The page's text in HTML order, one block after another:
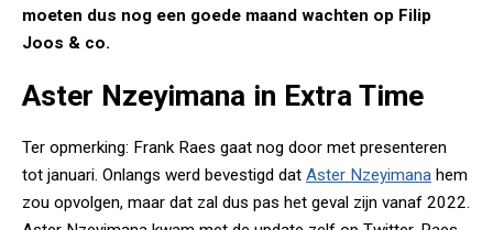
moeten dus nog een goede maand wachten op Filip
Joos & co.
Aster Nzeyimana in Extra Time
Ter opmerking: Frank Raes gaat nog door met presenteren
tot januari. Onlangs werd bevestigd dat Aster Nzeyimana hem
zou opvolgen, maar dat zal dus pas het geval zijn vanaf 2022.